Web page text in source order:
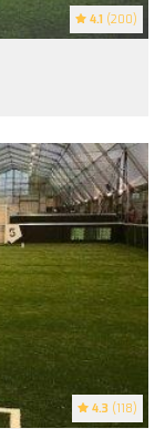
4.1 (200)
4.3 (118)